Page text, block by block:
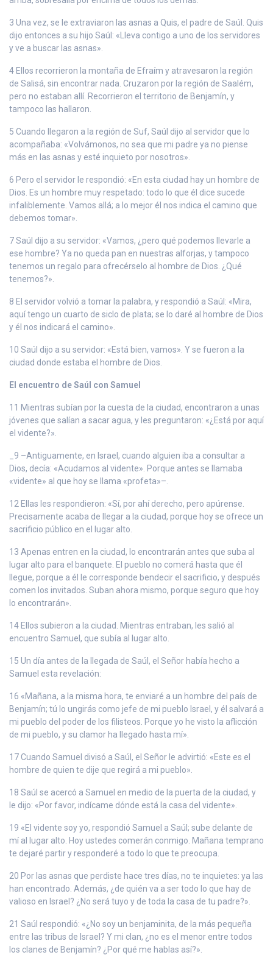
3 Una vez, se le extraviaron las asnas a Quis, el padre de Saúl. Quis
dijo entonces a su hijo Saúl: «Lleva contigo a uno de los servidores
y ve a buscar las asnas».
4 Ellos recorrieron la montaña de Efraím y atravesaron la región
de Salisá, sin encontrar nada. Cruzaron por la región de Saalém,
pero no estaban allí. Recorrieron el territorio de Benjamín, y
tampoco las hallaron.
5 Cuando llegaron a la región de Suf, Saúl dijo al servidor que lo
acompañaba: «Volvámonos, no sea que mi padre ya no piense
más en las asnas y esté inquieto por nosotros».
6 Pero el servidor le respondió: «En esta ciudad hay un hombre de
Dios. Es un hombre muy respetado: todo lo que él dice sucede
infaliblemente. Vamos allá; a lo mejor él nos indica el camino que
debemos tomar».
7 Saúl dijo a su servidor: «Vamos, ¿pero qué podemos llevarle a
ese hombre? Ya no queda pan en nuestras alforjas, y tampoco
tenemos un regalo para ofrecérselo al hombre de Dios. ¿Qué
tenemos?».
8 El servidor volvió a tomar la palabra, y respondió a Saúl: «Mira,
aquí tengo un cuarto de siclo de plata; se lo daré al hombre de Dios
y él nos indicará el camino».
10 Saúl dijo a su servidor: «Está bien, vamos». Y se fueron a la
ciudad donde estaba el hombre de Dios.
El encuentro de Saúl con Samuel
11 Mientras subían por la cuesta de la ciudad, encontraron a unas
jóvenes que salían a sacar agua, y les preguntaron: «¿Está por aquí
el vidente?».
_9 –Antiguamente, en Israel, cuando alguien iba a consultar a
Dios, decía: «Acudamos al vidente». Porque antes se llamaba
«vidente» al que hoy se llama «profeta»–.
12 Ellas les respondieron: «Sí, por ahí derecho, pero apúrense.
Precisamente acaba de llegar a la ciudad, porque hoy se ofrece un
sacrificio público en el lugar alto.
13 Apenas entren en la ciudad, lo encontrarán antes que suba al
lugar alto para el banquete. El pueblo no comerá hasta que él
llegue, porque a él le corresponde bendecir el sacrificio, y después
comen los invitados. Suban ahora mismo, porque seguro que hoy
lo encontrarán».
14 Ellos subieron a la ciudad. Mientras entraban, les salió al
encuentro Samuel, que subía al lugar alto.
15 Un día antes de la llegada de Saúl, el Señor había hecho a
Samuel esta revelación:
16 «Mañana, a la misma hora, te enviaré a un hombre del país de
Benjamín; tú lo ungirás como jefe de mi pueblo Israel, y él salvará a
mi pueblo del poder de los filisteos. Porque yo he visto la aflicción
de mi pueblo, y su clamor ha llegado hasta mí».
17 Cuando Samuel divisó a Saúl, el Señor le advirtió: «Este es el
hombre de quien te dije que regirá a mi pueblo».
18 Saúl se acercó a Samuel en medio de la puerta de la ciudad, y
le dijo: «Por favor, indícame dónde está la casa del vidente».
19 «El vidente soy yo, respondió Samuel a Saúl; sube delante de
mí al lugar alto. Hoy ustedes comerán conmigo. Mañana temprano
te dejaré partir y responderé a todo lo que te preocupa.
20 Por las asnas que perdiste hace tres días, no te inquietes: ya las
han encontrado. Además, ¿de quién va a ser todo lo que hay de
valioso en Israel? ¿No será tuyo y de toda la casa de tu padre?».
21 Saúl respondió: «¿No soy un benjaminita, de la más pequeña
entre las tribus de Israel? Y mi clan, ¿no es el menor entre todos
los clanes de Benjamín? ¿Por qué me hablas así?».